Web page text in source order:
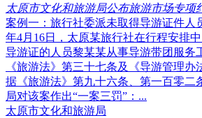
太原市文化和旅游局公布旅游市场专项
案例一：旅行社委派未取得导游证件人
年4月16日，太原某旅行社在行程安排
导游证的人员黎某某从事导游带团服务
《旅游法》第三十七条及《导游管理办
据《旅游法》第九十六条、第一百零二
局对该案作出“一案三罚”：...
太原市文化和旅游局